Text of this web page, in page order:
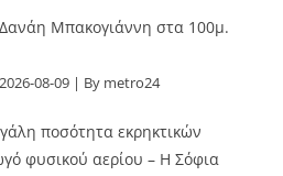
Μπακογιάννη στα 100μ.
08-09 By metro24
ποσότητα εκρηκτικών
φυσικού αερίου – Η Σόφια